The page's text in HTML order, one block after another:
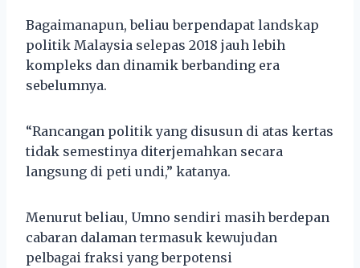
Bagaimanapun, beliau berpendapat landskap
politik Malaysia selepas 2018 jauh lebih
kompleks dan dinamik berbanding era
sebelumnya.
“Rancangan politik yang disusun di atas kertas
tidak semestinya diterjemahkan secara
langsung di peti undi,” katanya.
Menurut beliau, Umno sendiri masih berdepan
cabaran dalaman termasuk kewujudan
pelbagai fraksi yang berpotensi